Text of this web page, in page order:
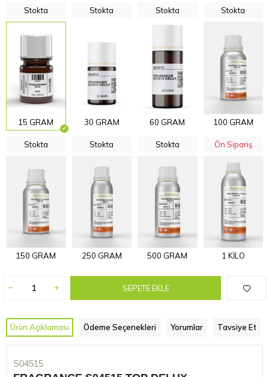
Stokta
15 GRAM
Stokta
30 GRAM
Stokta
60 GRAM
Stokta
100 GRAM
Stokta
150 GRAM
Stokta
250 GRAM
Stokta
500 GRAM
Ön Sipariş
1 KİLO
SEPETE EKLE
Ürün Açıklaması Ödeme Seçenekleri Yorumlar Tavsiye Et
S04515